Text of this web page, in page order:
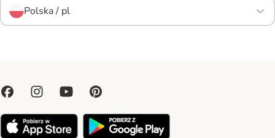
Polska / pl